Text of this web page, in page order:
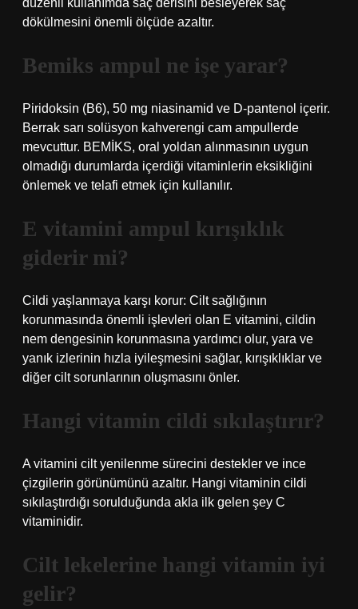
düzenli kullanımda saç derisini besleyerek saç
dökülmesini önemli ölçüde azaltır.
Bemiks ampul ne işe yarar?
Piridoksin (B6), 50 mg niasinamid ve D-pantenol içerir.
Berrak sarı solüsyon kahverengi cam ampullerde
mevcuttur. BEMİKS, oral yoldan alınmasının uygun
olmadığı durumlarda içerdiği vitaminlerin eksikliğini
önlemek ve telafi etmek için kullanılır.
E vitamini ampul kırışıklık
giderir mi?
Cildi yaşlanmaya karşı korur: Cilt sağlığının
korunmasında önemli işlevleri olan E vitamini, cildin
nem dengesinin korunmasına yardımcı olur, yara ve
yanık izlerinin hızla iyileşmesini sağlar, kırışıklıklar ve
diğer cilt sorunlarının oluşmasını önler.
Hangi vitamin cildi sıkılaştırır?
A vitamini cilt yenilenme sürecini destekler ve ince
çizgilerin görünümünü azaltır. Hangi vitaminin cildi
sıkılaştırdığı sorulduğunda akla ilk gelen şey C
vitaminidir.
Cilt lekelerine hangi vitamin iyi
gelir?